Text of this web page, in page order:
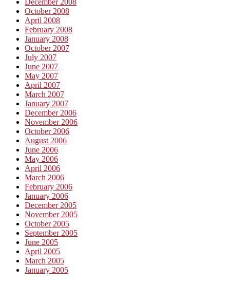
October 2008
April 2008
February 2008
January 2008
October 2007
July 2007
June 2007
May 2007
April 2007
March 2007
January 2007
December 2006
November 2006
October 2006
August 2006
June 2006
May 2006
April 2006
March 2006
February 2006
January 2006
December 2005
November 2005
October 2005
September 2005
June 2005
April 2005
March 2005
January 2005